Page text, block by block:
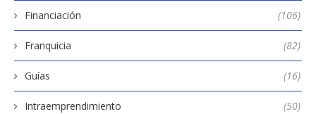
Financiación (106)
Franquicia (82)
Guías (16)
Intraemprendimiento (50)